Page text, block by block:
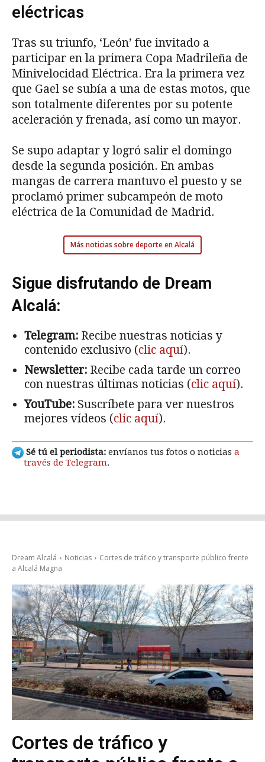
eléctricas
Tras su triunfo, ‘León’ fue invitado a
participar en la primera Copa Madrileña de
Minivelocidad Eléctrica. Era la primera vez
que Gael se subía a una de estas motos, que
son totalmente diferentes por su potente
aceleración y frenada, así como un mayor.
Se supo adaptar y logró salir el domingo
desde la segunda posición. En ambas
mangas de carrera mantuvo el puesto y se
proclamó primer subcampeón de moto
eléctrica de la Comunidad de Madrid.
Más noticias sobre deporte en Alcalá
Sigue disfrutando de Dream
Alcalá:
Telegram: Recibe nuestras noticias y
contenido exclusivo (clic aquí).
Newsletter: Recibe cada tarde un correo
con nuestras últimas noticias (clic aquí).
YouTube: Suscríbete para ver nuestros
mejores vídeos (clic aquí).
Sé tú el periodista: envíanos tus fotos o noticias a
través de Telegram.